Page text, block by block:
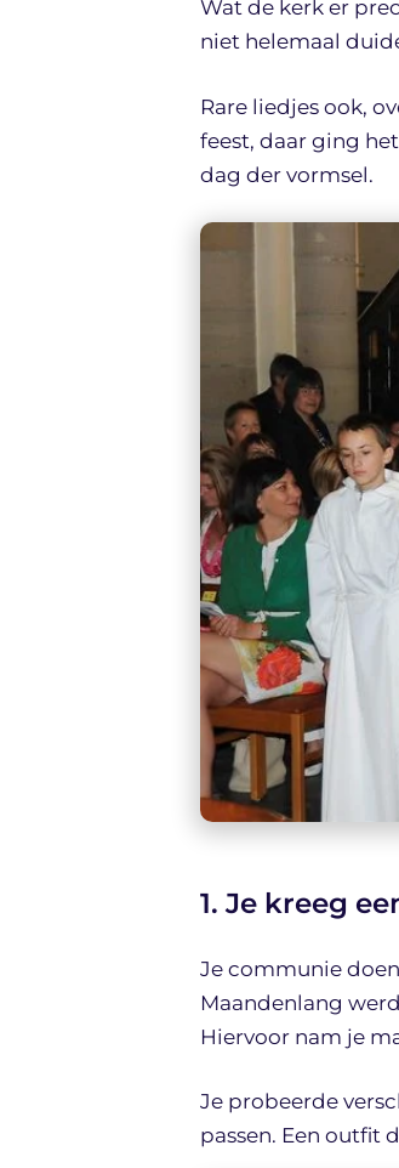
Wat de kerk er
niet helemaal
Rare liedjes ook,
feest, daar ging
dag der vormsel.
1. Je kreeg
Je communie
Maandenlang
Hiervoor nam je
Je probeerde
passen. Een outfit